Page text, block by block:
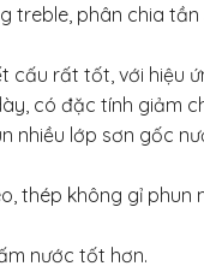
phân chia
cấu rất tốt, với hiệu
có đặc tính giảm
lớp sơn gốc
thép không gỉ
nước tốt hơn.